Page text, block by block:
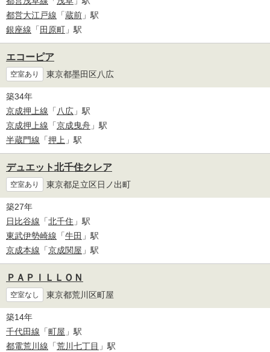
都営大江戸線 「蔵前 」駅
銀座線 「 田原町 」駅
エコーピア
空室あり 東京都墨田区八広
築34年
京成押上線 「 八広 」駅
京成押上線 「京成曳舟 」駅
半蔵門線 「押上 」駅
デュエット北千住クレア
空室あり 東京都足立区日ノ出町
築27年
日比谷線 「北千住 」駅
東武伊勢崎線 「牛田 」駅
京成本線 「京成関屋 」駅
ＰＡＰＩＬＬＯＮ
空室なし 東京都荒川区町屋
築14年
千代田線 「町屋 」駅
都電荒川線 「荒川七丁目 」駅